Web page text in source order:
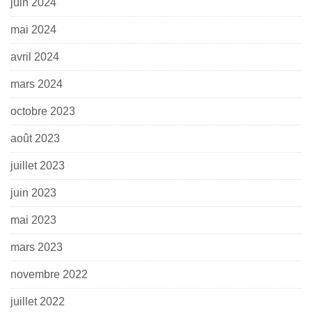
juin 2024
mai 2024
avril 2024
mars 2024
octobre 2023
août 2023
juillet 2023
juin 2023
mai 2023
mars 2023
novembre 2022
juillet 2022